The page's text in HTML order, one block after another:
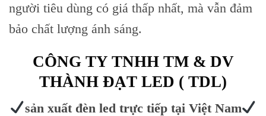
người tiêu dùng có giá thấp nhất, mà vẫn đảm
bảo chất lượng ánh sáng.
CÔNG TY TNHH TM & DV
THÀNH ĐẠT LED ( TDL)
sản xuất đèn led trực tiếp tại Việt Nam